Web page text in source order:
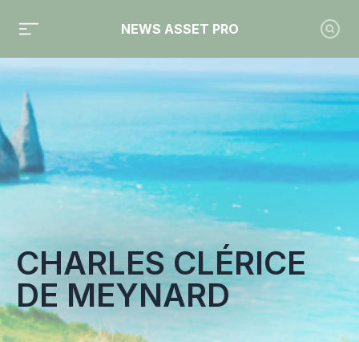
NEWS ASSET PRO
Toute l'actualité sur le tag "Charles Clérice de Meynard"
CHARLES CLÉRICE
DE MEYNARD